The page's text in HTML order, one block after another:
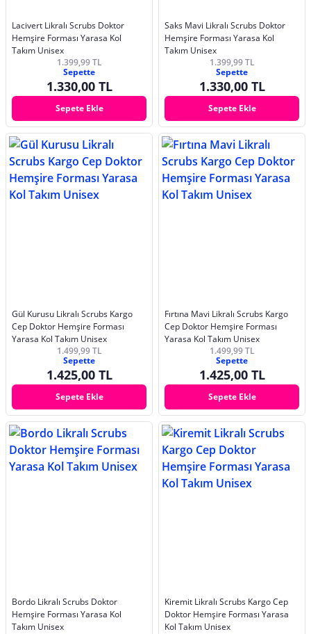
Lacivert Likralı Scrubs Doktor
Hemşire Forması Yarasa Kol
Takım Unisex
1.399,99 TL
Sepette
1.330,00 TL
Sepete Ekle
Saks Mavi Likralı Scrubs Doktor
Hemşire Forması Yarasa Kol
Takım Unisex
1.399,99 TL
Sepette
1.330,00 TL
Sepete Ekle
Gül Kurusu Likralı Scrubs Kargo
Cep Doktor Hemşire Forması
Yarasa Kol Takım Unisex
1.499,99 TL
Sepette
1.425,00 TL
Sepete Ekle
Fırtına Mavi Likralı Scrubs Kargo
Cep Doktor Hemşire Forması
Yarasa Kol Takım Unisex
1.499,99 TL
Sepette
1.425,00 TL
Sepete Ekle
Bordo Likralı Scrubs Doktor
Hemşire Forması Yarasa Kol
Takım Unisex
Kiremit Likralı Scrubs Kargo Cep
Doktor Hemşire Forması Yarasa
Kol Takım Unisex